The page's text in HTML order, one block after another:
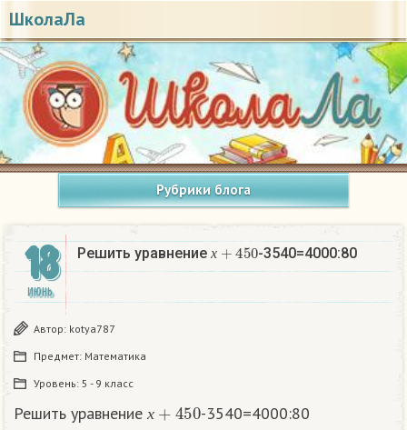
ШколаЛа
Рубрики блога
18
ИЮНЬ
Решить уравнение х
х+450 -3540=4000:80
Автор: kotya787
Предмет: Математика
Уровень: 5 - 9 класс
Решить уравнение х
450 -3540=4000:80